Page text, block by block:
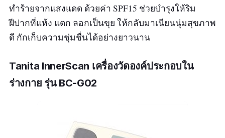
ทำร้ายจากแสงแดด ด้วยค่า SPF15 ช่วยบำรุงให้ริม
ฝีปากที่แห้ง แตก ลอกเป็นขุย ให้กลับมาเนียนนุ่มสุขภาพ
ดี กักเก็บความชุ่มชื่นได้อย่างยาวนาน
Tanita InnerScan เครื่องวัดองค์ประกอบใน
ร่างกาย รุ่น BC-G02